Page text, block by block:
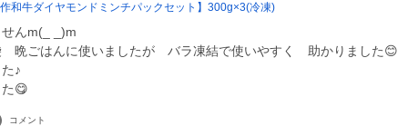
和牛ダイヤモンドミンチパックセット】300g×3(冷凍)
んm(_ _)m
晩ごはんに使いましたが バラ凍結で使いやすく 助かりました😊
♪
😋
コメント